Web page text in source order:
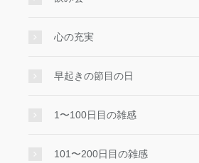
心の充実
早起きの節目の日
1〜100日目の雑感
101〜200日目の雑感